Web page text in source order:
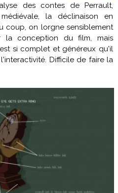
des contes de Perrault,
la déclinaison en
coup, on lorgne sensiblement
la conception du film, mais
si complet et généreux qu'il
Difficile de faire la